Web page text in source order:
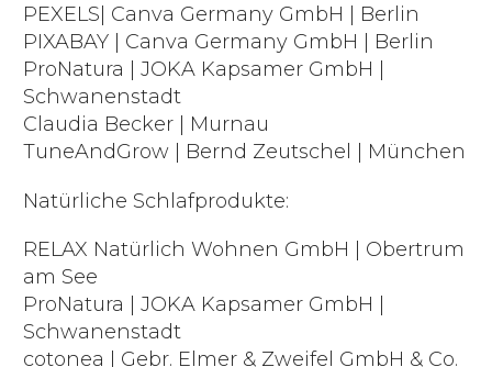
PEXELS| Canva Germany GmbH | Berlin
PIXABAY | Canva Germany GmbH | Berlin
ProNatura | JOKA Kapsamer GmbH |
Schwanenstadt
Claudia Becker | Murnau
TuneAndGrow | Bernd Zeutschel | München
Natürliche Schlafprodukte:
RELAX Natürlich Wohnen GmbH | Obertrum
am See
ProNatura | JOKA Kapsamer GmbH |
Schwanenstadt
cotonea | Gebr. Elmer & Zweifel GmbH & Co.